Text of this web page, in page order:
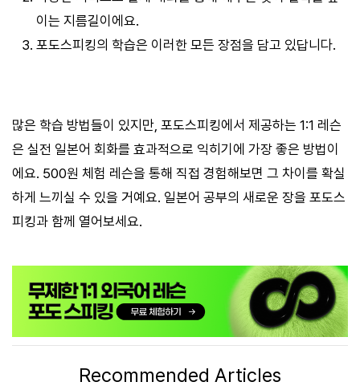
이는 지름길이에요.
포도스피킹의 학습은 이러한 모든 장점을 담고 있답니다.
많은 학습 방법들이 있지만, 포도스피킹에서 제공하는 1:1 레슨
은 실전 일본어 회화를 효과적으로 익히기에 가장 좋은 방법이
에요. 500원 체험 레슨을 통해 직접 경험해보면 그 차이를 확실
하게 느끼실 수 있을 거예요. 일본어 공부의 새로운 장을 포도스
피킹과 함께 열어보세요.
Recommended Articles